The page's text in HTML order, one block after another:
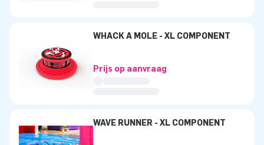
WHACK A MOLE - XL COMPONENT
Prijs op aanvraag
WAVE RUNNER - XL COMPONENT